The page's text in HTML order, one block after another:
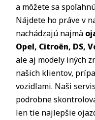
a môžete sa
Nájdete ho práve v
nachádzajú najmä
Opel, Citroën, DS,
ale aj modely iných
našich klientov,
vozidlami. Naši
podrobne
len tie najlepšie